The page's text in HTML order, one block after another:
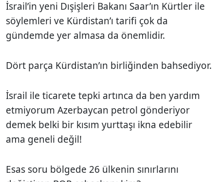
İsrail’in yeni Dışişleri Bakanı Saar’ın Kürtler ile
söylemleri ve Kürdistan’ı tarifi çok da
gündemde yer almasa da önemlidir.
Dört parça Kürdistan’ın birliğinden bahsediyor.
İsrail ile ticarete tepki artınca da ben yardım
etmiyorum Azerbaycan petrol gönderiyor
demek belki bir kısım yurttaşı ikna edebilir
ama geneli değil!
Esas soru bölgede 26 ülkenin sınırlarını